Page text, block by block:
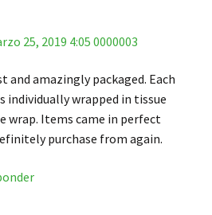
25, 2019 4:05 0000003
and amazingly packaged. Each
individually wrapped in tissue
wrap. Items came in perfect
purchase from again.